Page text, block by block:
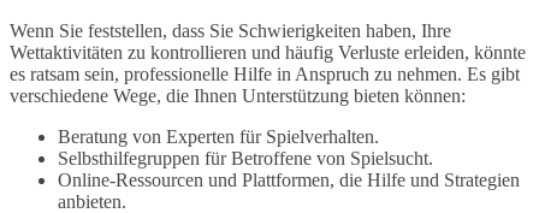
Wenn Sie feststellen, dass Sie Schwierigkeiten haben, Ihre
Wettaktivitäten zu kontrollieren und häufig Verluste erleiden, könnte
es ratsam sein, professionelle Hilfe in Anspruch zu nehmen. Es gibt
verschiedene Wege, die Ihnen Unterstützung bieten können:
Beratung von Experten für Spielverhalten.
Selbsthilfegruppen für Betroffene von Spielsucht.
Online-Ressourcen und Plattformen, die Hilfe und Strategien
anbieten.